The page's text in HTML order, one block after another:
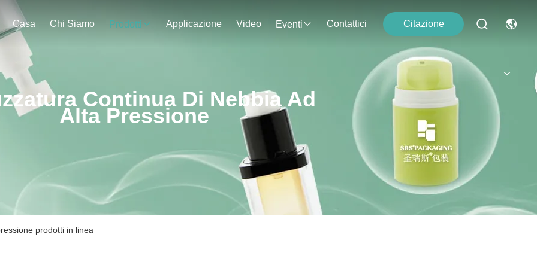
Casa Chi Siamo Prodotti Applicazione Video Eventi Contattici Citazione
Continua Di Nebbia Ad
Alta Pressione
prodotti in linea